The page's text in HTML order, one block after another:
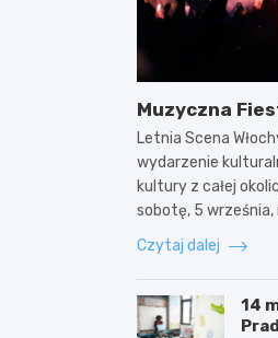
Muzyczna
Letnia Scena
wydarzenie
kultury z całej
sobotę, 5
Czytaj dalej
14